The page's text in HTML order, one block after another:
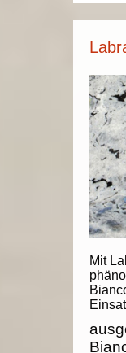
Mit